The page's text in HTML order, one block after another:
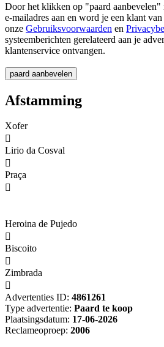
Door het klikken op "paard aanbevelen"
e-mailadres aan en word je een klant van
onze Gebruiksvoorwaarden en
systeemberichten gerelateerd aan je
klantenservice ontvangen.
Afstamming
Xofer

Lirio da Cosval

Praça

Heroina de Pujedo

Biscoito

Zimbrada

Advertenties ID: 4861261
Type advertentie: Paard te koop
Plaatsingsdatum: 17-06-2026
Reclameoproep: 2006